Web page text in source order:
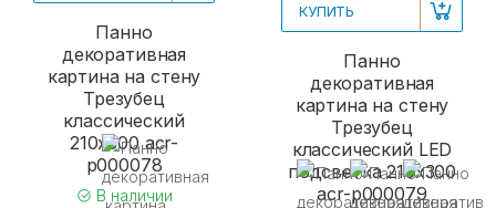
Панно
декоративная
картина на стену
Трезубец
классический
210x300 acr-
p000078
В наличии
КУПИТЬ
Панно
декоративная
картина на стену
Трезубец
классический LED
подсветка 210x300
acr-p000079